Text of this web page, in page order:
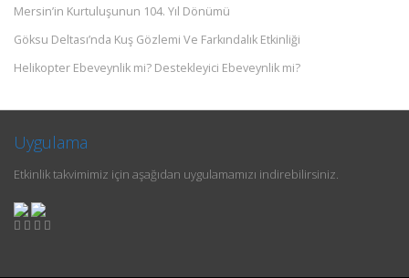
Mersin’in Kurtuluşunun 104. Yıl Dönümü
Göksu Deltası’nda Kuş Gözlemi Ve Farkındalık Etkinliği
Helikopter Ebeveynlik mi? Destekleyici Ebeveynlik mi?
Uygulama
Etkinlik takvimimiz için aşağıdan uygulamamızı indirebilirsiniz.